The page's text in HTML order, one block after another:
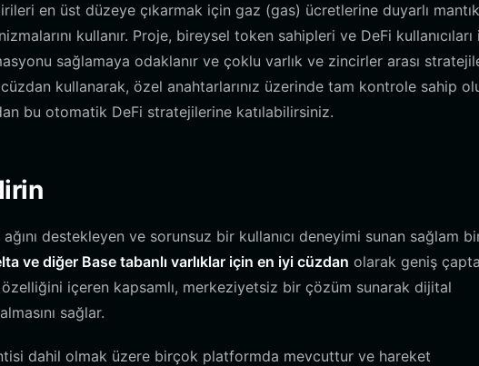
en üst düzeye çıkarmak için gaz (gas) ücretlerine duyarlı
kullanır. Proje, bireysel token sahipleri ve DeFi kullanıcıları
sağlamaya odaklanır ve çoklu varlık ve zincirler arası
kullanarak, özel anahtarlarınız üzerinde tam kontrole sahip
bu otomatik DeFi stratejilerine katılabilirsiniz.
destekleyen ve sorunsuz bir kullanıcı deneyimi sunan sağlam
ve diğer Base tabanlı varlıklar için en iyi cüzdan olarak geniş çapta
içeren kapsamlı, merkeziyetsiz bir çözüm sunarak dijital
sağlar.
dahil olmak üzere birçok platformda mevcuttur ve hareket